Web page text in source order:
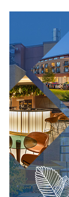
subiective,
fiziologici
de obiectivitate
testul este
investigații
funcții
unor anchete.
Este important
poligraf trebuie
și al celorlalte
abordare
complementar
Un pas